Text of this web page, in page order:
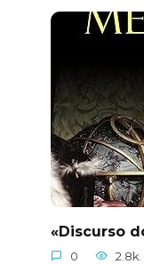
«Discurso
0 2.8k.